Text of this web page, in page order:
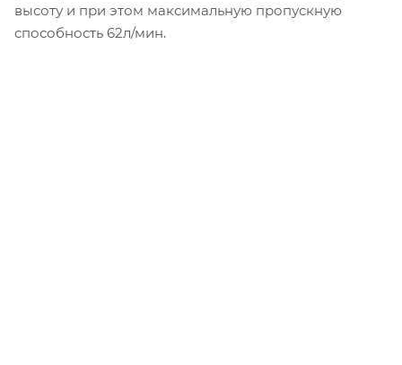
высоту и при этом максимальную пропускную
способность 62л/мин.